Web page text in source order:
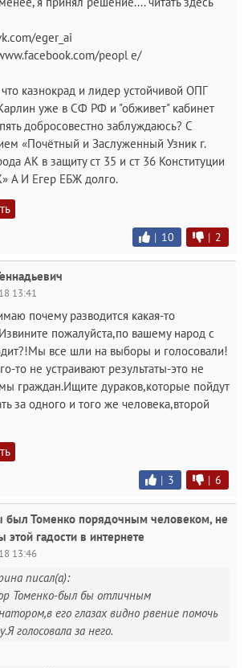
eger_ai
peopl e/
казнокрад и лидер устойчивой ОПГ
уже в СФ РФ и "обживет" кабинет
добросовестно заблуждаюсь? С
«Почётный и Заслуженный Узник г.
АК в защиту ст 35 и ст 36 Конституции
А И Егер ЕБЖ долго.
| 10 | 2
13:41
почему разводится какая-то
пожалуйста,по вашему народ с
все шли на выборы и голосовали!
то не устраивают результаты-это не
граждан.Ищите дураков,которые пойдут
за одного и того же человека,второй
| 3 | 6
был Томенко порядочным человеком, не
этой гадости в интернете
13:46
писал(а):
Томенко-был бы отличным
его глазах видно рвение помочь
голосовала за него.